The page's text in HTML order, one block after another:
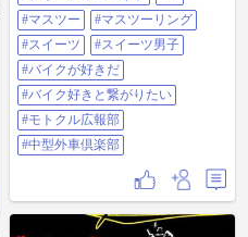
ハーレー #ダビッドソン #ハーレー
ダビッドソン #harleydavidson #ベス
パ #スポーツスター #xl1200x #フォ
ーティーエイト #48 #マスツー #マ
スツーリング #スイーツ #スイーツ
男子 #バイクが好きだ #バイク好き
と繋がりたい #モトクル広報部 #中
型外車倶楽部
#マスツー
#マスツーリング
#スイーツ
#スイーツ男子
#バイクが好きだ
#バイク好きと繋がりたい
#モトクル広報部
#中型外車倶楽部